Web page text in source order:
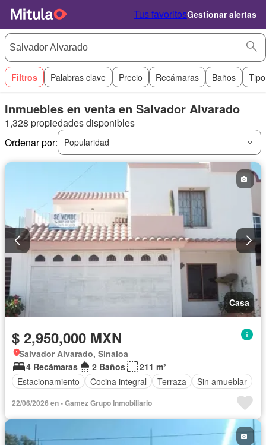
Tus favoritosGestionar alertas
Filtros Palabras clave Precio Recámaras Baños
Inmuebles en venta en Salvador Alvarado
1,328 propiedades disponibles
Ordenar por:
Popularidad
Casa
$ 2,950,000 MXN
Salvador Alvarado, Sinaloa
4 Recámaras
2 Baños
211 m²
Estacionamiento
Cocina integral Terraza Sin amueblar
22/06/2026 en - Gamez Grupo Inmobiliario